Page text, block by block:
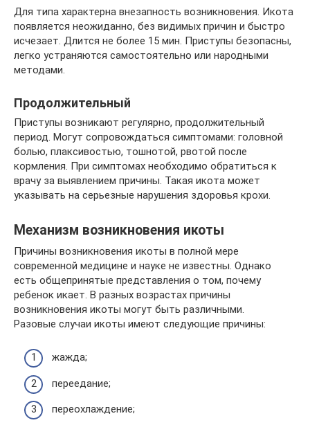
Для типа характерна внезапность возникновения. Икота
появляется неожиданно, без видимых причин и быстро
исчезает. Длится не более 15 мин. Приступы безопасны,
легко устраняются самостоятельно или народными
методами.
Продолжительный
Приступы возникают регулярно, продолжительный
период. Могут сопровождаться симптомами: головной
болью, плаксивостью, тошнотой, рвотой после
кормления. При симптомах необходимо обратиться к
врачу за выявлением причины. Такая икота может
указывать на серьезные нарушения здоровья крохи.
Механизм возникновения икоты
Причины возникновения икоты в полной мере
современной медицине и науке не известны. Однако
есть общепринятые представления о том, почему
ребенок икает. В разных возрастах причины
возникновения икоты могут быть различными.
Разовые случаи икоты имеют следующие причины:
жажда;
переедание;
переохлаждение;